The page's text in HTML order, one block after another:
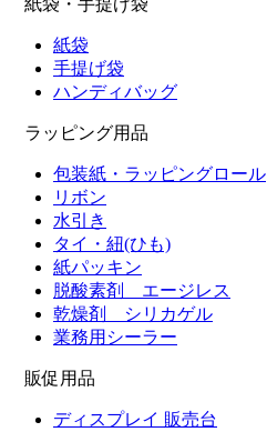
紙袋・手提げ袋
紙袋
手提げ袋
ハンディバッグ
ラッピング用品
包装紙・ラッピングロール
リボン
水引き
タイ・紐(ひも)
紙パッキン
脱酸素剤 エージレス
乾燥剤 シリカゲル
業務用シーラー
販促用品
ディスプレイ 販売台